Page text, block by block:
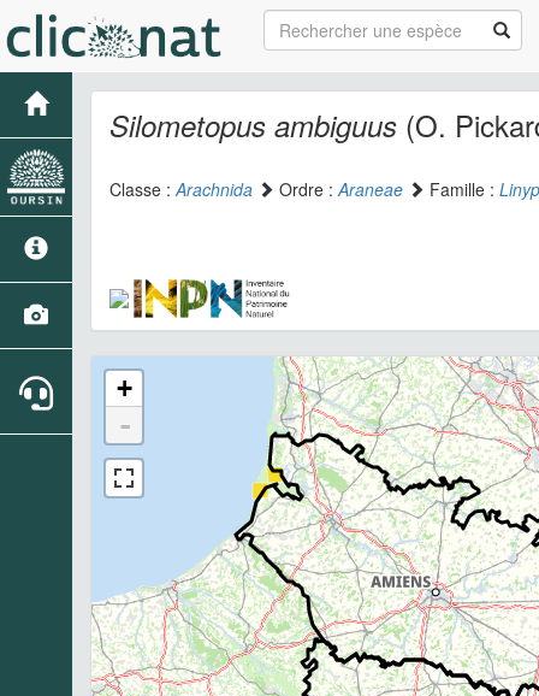
Silometopus ambiguus (O.
Classe :Arachnida Ordre :Araneae Famille :
+
-